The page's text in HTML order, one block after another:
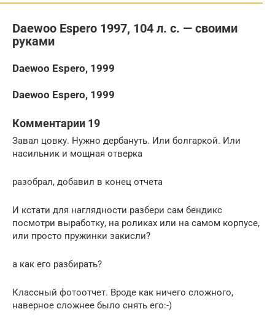
Daewoo Espero 1997, 104 л. с. — своими
руками
Daewoo Espero, 1999
Daewoo Espero, 1999
Комментарии 19
Завал цовку. Нужно дербануть. Или болгаркой. Или
насильник и мощная отверка
разобрал, добавил в конец отчета
И кстати для наглядности разбери сам бендикс
посмотри выработку, на роликах или на самом корпусе,
или просто пружинки закисли?
а как его разбирать?
Классный фотоотчет. Вроде как ничего сложного,
наверное сложнее было снять его:-)